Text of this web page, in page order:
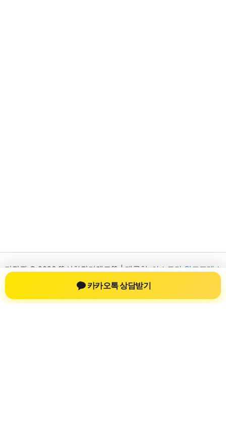
저작권 © 2026 💚신차장기렌트💚 | 제공처:
아스트라 워드프레스
테마
카카오톡 상담받기